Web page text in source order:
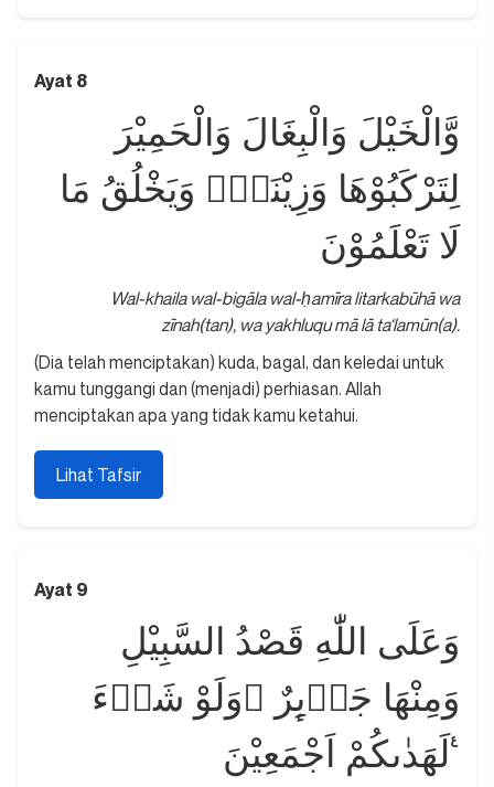
Ayat 8
وَّالْخَيْلَ وَالْبِغَالَ وَالْحَمِيْرَ
لِتَرْكَبُوْهَا وَزِيْنَةًۗ وَيَخْلُقُ مَا
لَا تَعْلَمُوْنَ
Wal-khaila wal-bigāla wal-ḥamīra litarkabūhā wa
zīnah(tan), wa yakhluqu mā lā ta‘lamūn(a).
(Dia telah menciptakan) kuda, bagal, dan keledai untuk
kamu tunggangi dan (menjadi) perhiasan. Allah
menciptakan apa yang tidak kamu ketahui.
Lihat Tafsir
Ayat 9
وَعَلَى اللّٰهِ قَصْدُ السَّبِيْلِ
وَمِنْهَا جَاۤىِٕرٌ ۗوَلَوْ شَاۤءَ
لَهَدٰىكُمْ اَجْمَعِيْنَ ࣖ